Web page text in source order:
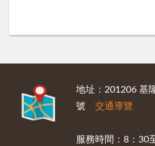
地址：201206 基
號 交通導覽
服務時間：8：30